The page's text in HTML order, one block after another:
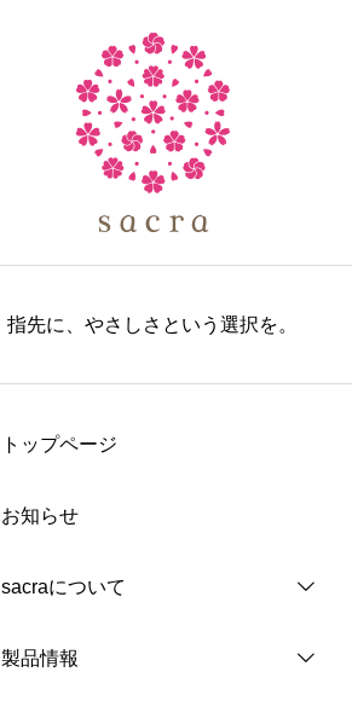
指先に、やさしさという選択を。
トップページ
お知らせ
sacraについて
製品情報